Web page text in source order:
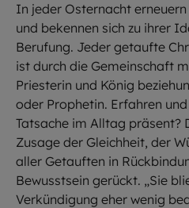
In jeder Osternacht
und bekennen sich zu ihrer
Berufung. Jeder getaufte
ist durch die Gemeinschaft
Priesterin und König
oder Prophetin. Erfahren
Tatsache im Alltag präsent?
Zusage der Gleichheit, der
aller Getauften in
Bewusstsein gerückt. „Sie
Verkündigung eher wenig